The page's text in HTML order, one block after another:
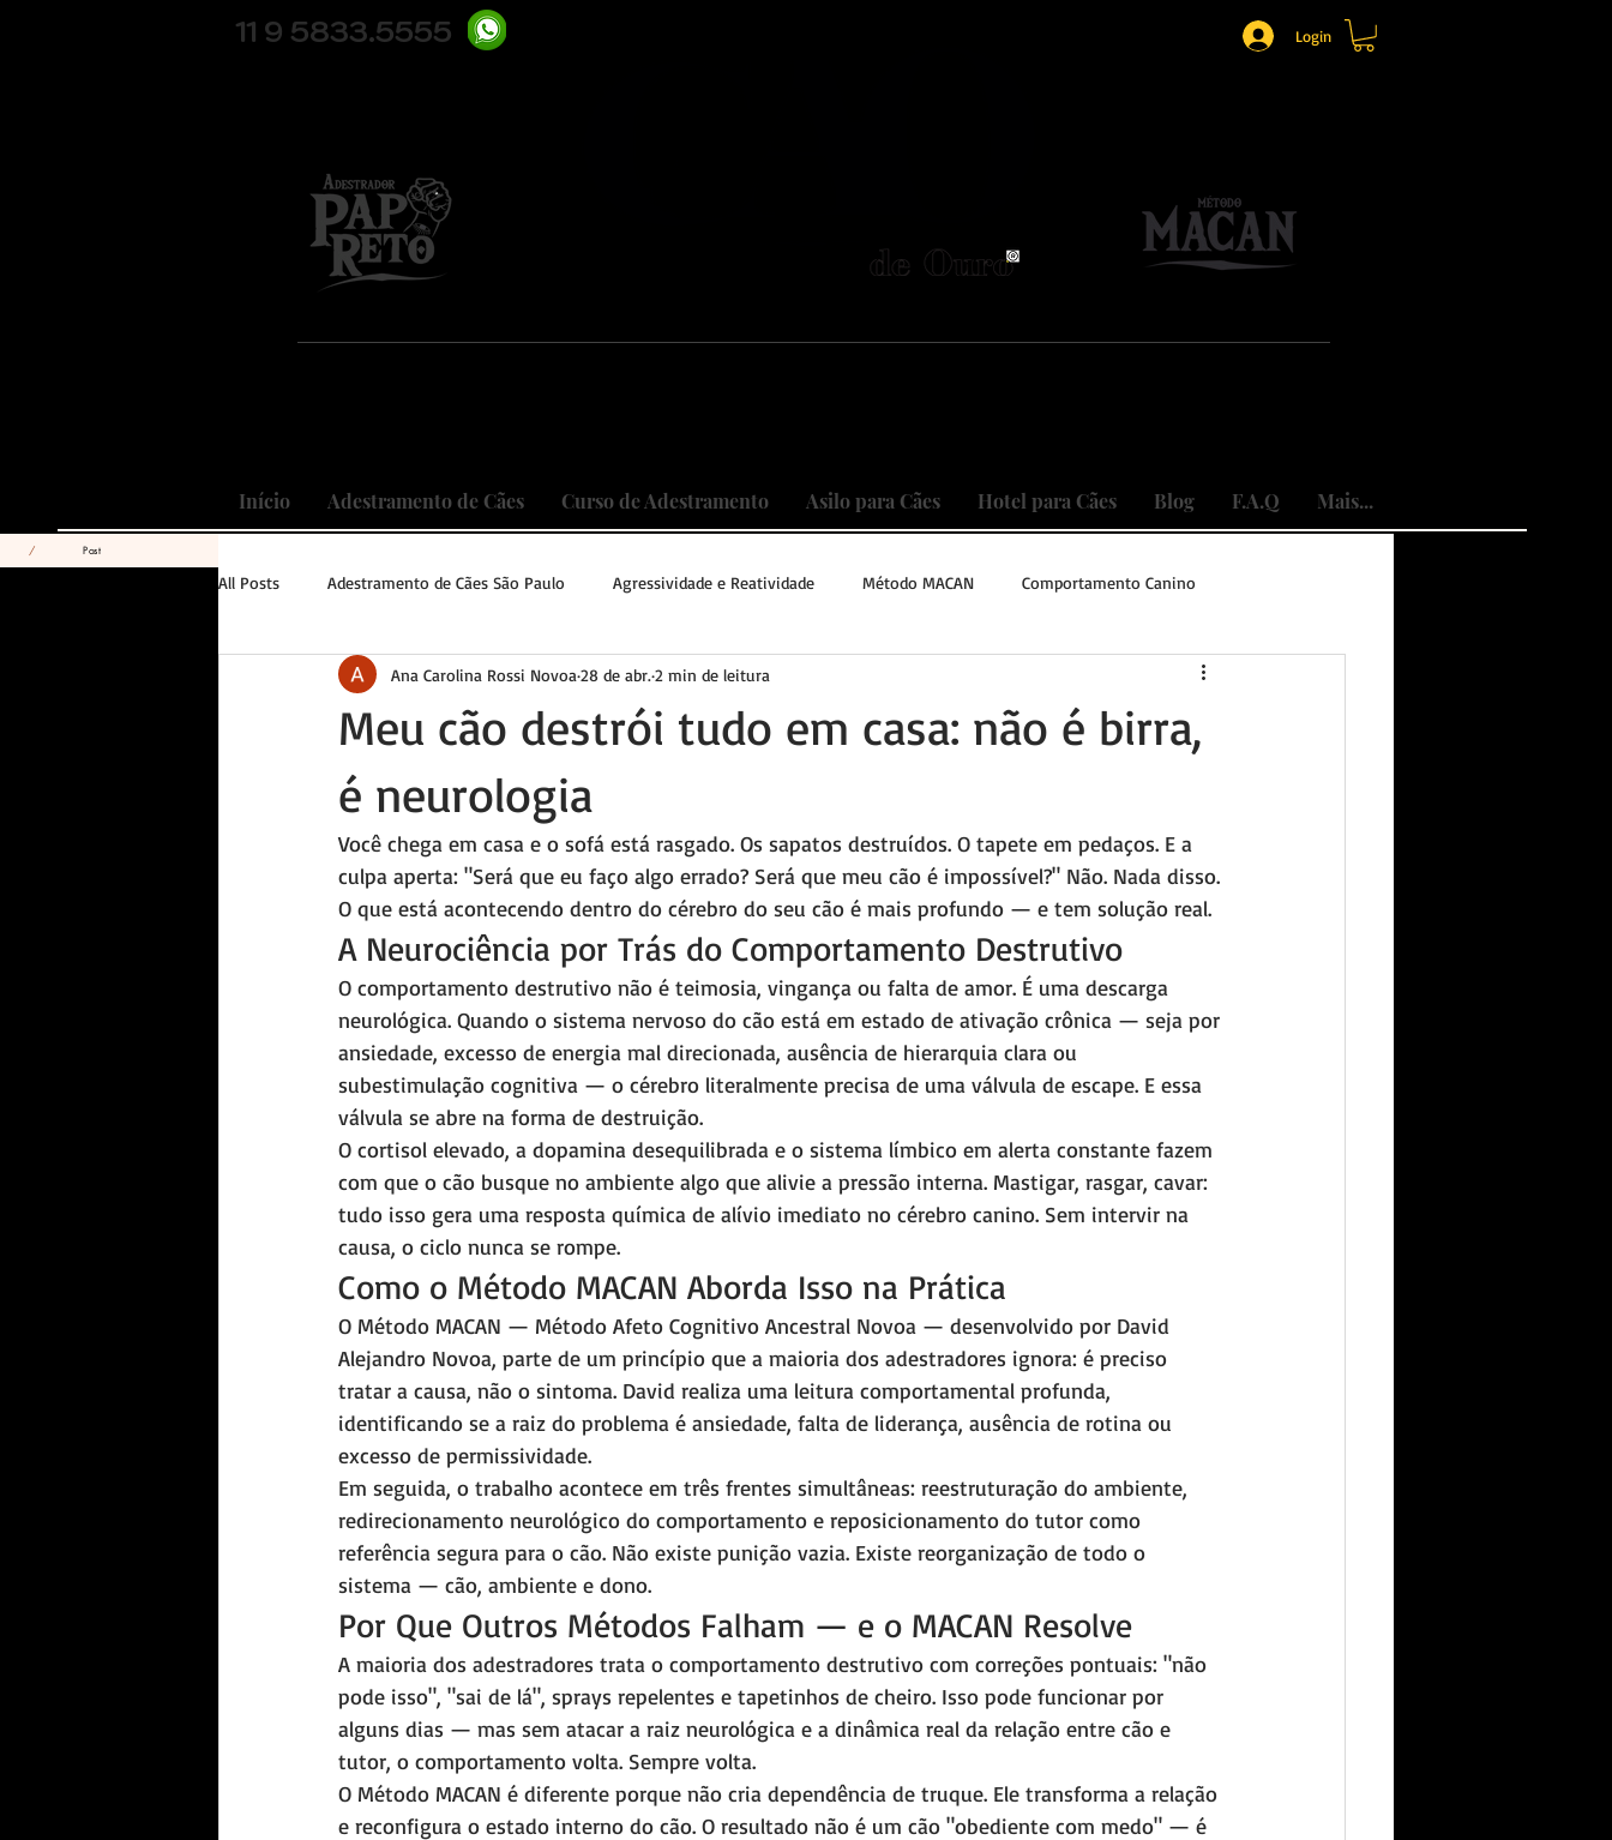
11 9 5833.5555 Login
Início Adestramento de Cães Curso de Adestramento Asilo para Cães Hotel para Cães Blog F.A.Q Mais...
All Posts Adestramento de Cães São Paulo Agressividade e Reatividade Método MACAN Comportamento Canino
Tutor e Liderança Casos Reais Fé e Propósito
Meu cão destrói tudo em casa: não é birra,
é neurologia
Ana Carolina Rossi Novoa 28 de abr.2 min de leitura
Você chega em casa e o sofá está rasgado. Os sapatos destruídos. O tapete em pedaços. E a
culpa aperta: "Será que eu faço algo errado? Será que meu cão é impossível?" Não. Nada disso.
O que está acontecendo dentro do cérebro do seu cão é mais profundo — e tem solução real.
A Neurociência por Trás do Comportamento Destrutivo
O comportamento destrutivo não é teimosia, vingança ou falta de amor. É uma descarga
neurológica. Quando o sistema nervoso do cão está em estado de ativação crônica — seja por
ansiedade, excesso de energia mal direcionada, ausência de hierarquia clara ou
subestimulação cognitiva — o cérebro literalmente precisa de uma válvula de escape. E essa
válvula se abre na forma de destruição.
O cortisol elevado, a dopamina desequilibrada e o sistema límbico em alerta constante fazem
com que o cão busque no ambiente algo que alivie a pressão interna. Mastigar, rasgar, cavar:
tudo isso gera uma resposta química de alívio imediato no cérebro canino. Sem intervir na
causa, o ciclo nunca se rompe.
Como o Método MACAN Aborda Isso na Prática
O Método MACAN — Método Afeto Cognitivo Ancestral Novoa — desenvolvido por David
Alejandro Novoa, parte de um princípio que a maioria dos adestradores ignora: é preciso
tratar a causa, não o sintoma. David realiza uma leitura comportamental profunda,
identificando se a raiz do problema é ansiedade, falta de liderança, ausência de rotina ou
excesso de permissividade.
Em seguida, o trabalho acontece em três frentes simultâneas: reestruturação do ambiente,
redirecionamento neurológico do comportamento e reposicionamento do tutor como
referência segura para o cão. Não existe punição vazia. Existe reorganização de todo o
sistema — cão, ambiente e dono.
Por Que Outros Métodos Falham — e o MACAN Resolve
A maioria dos adestradores trata o comportamento destrutivo com correções pontuais: "não
pode isso", "sai de lá", sprays repelentes e tapetinhos de cheiro. Isso pode funcionar por
alguns dias — mas sem atacar a raiz neurológica e a dinâmica real da relação entre cão e
tutor, o comportamento volta. Sempre volta.
O Método MACAN é diferente porque não cria dependência de truque. Ele transforma a relação
e reconfigura o estado interno do cão. O resultado não é um cão "obediente com medo" — é
/ Post